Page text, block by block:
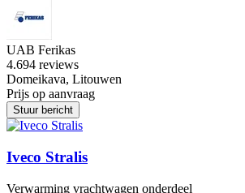
UAB Ferikas
4.694 reviews
Domeikava, Litouwen
Prijs op aanvraag
Stuur bericht
Iveco Stralis
Verwarming vrachtwagen onderdeel